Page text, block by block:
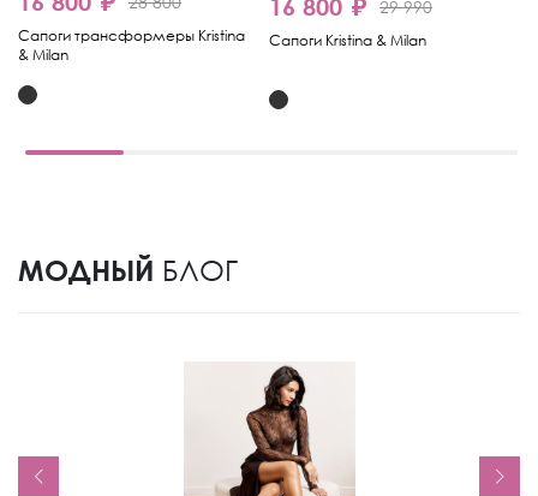
Сапоги трансформеры Kristina
& Milan
16 800 ₽ 29 990
Сапоги Kristina & Milan
МОДНЫЙ БЛОГ